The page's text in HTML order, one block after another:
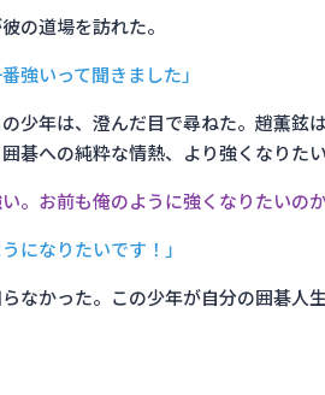
の道場を訪れた。
強いって聞きました」
少年は、澄んだ目で尋ねた。趙薫鉉
碁への純粋な情熱、より強くなりた
。お前も俺のように強くなりたいのか
になりたいです！」
なかった。この少年が自分の囲碁人